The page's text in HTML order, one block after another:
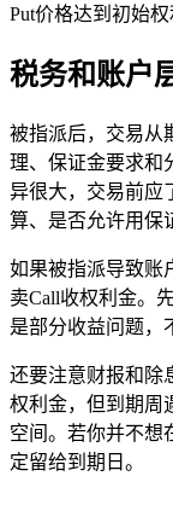
Put价格达到初始
税务和账户
被指派后，交易从
理、保证金要求和
异很大，交易前应
算、是否允许用保
如果被指派导致账
卖Call收权利金。
是部分收益问题，
还要注意财报和除
权利金，但到期周
空间。若你并不想
定留给到期日。